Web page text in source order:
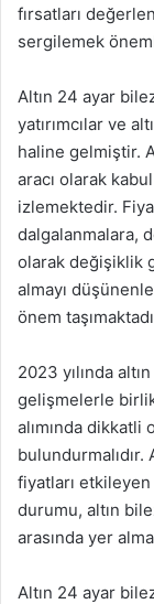
fırsatları
sergilemek
Altın 24 ayar
yatırımcılar ve
haline gelmiştir.
aracı olarak
izlemektedir.
dalgalanmalara,
olarak değişiklik
almayı
önem
2023 yılında
gelişmelerle
alımında
bulundurmalıdır.
fiyatları
durumu, altın
arasında yer
Altın 24 ayar